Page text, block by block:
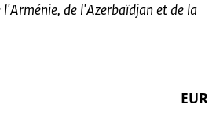
de l'Azerbaïdjan et de la
EUR